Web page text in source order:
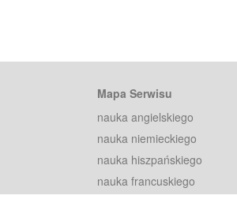
Mapa Serwisu
nauka angielskiego
nauka niemieckiego
nauka hiszpańskiego
nauka francuskiego